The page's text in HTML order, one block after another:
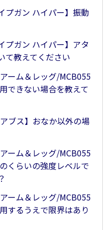
プガン ハイパー】振動
プガン ハイパー】アタ
て教えてください
ーム＆レッグ/MCB055
できない場合を教えて
ブス】おなか以外の場
ーム＆レッグ/MCB055
くらいの強度レベルで
ーム＆レッグ/MCB055
するうえで限界はあり